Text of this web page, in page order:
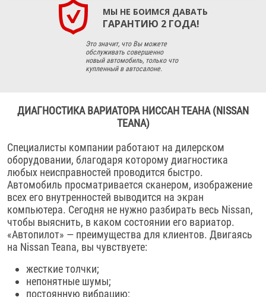
МЫ НЕ БОИМСЯ ДАВАТЬ
ГАРАНТИЮ 2 ГОДА!
Это значит, что Вы можете
обслуживать совершенно
новый автомобиль, только что
купленный в автосалоне.
ДИАГНОСТИКА ВАРИАТОРА НИССАН ТЕАНА (NISSAN
TEANA)
Специалисты компании работают на дилерском
оборудовании, благодаря которому диагностика
любых неисправностей проводится быстро.
Автомобиль просматривается сканером, изображение
всех его внутренностей выводится на экран
компьютера. Сегодня не нужно разбирать весь Nissan,
чтобы выяснить, в каком состоянии его вариатор.
«Автопилот» — преимущества для клиентов. Двигаясь
на Nissan Teana, вы чувствуете:
жесткие толчки;
непонятные шумы;
постоянную вибрацию;